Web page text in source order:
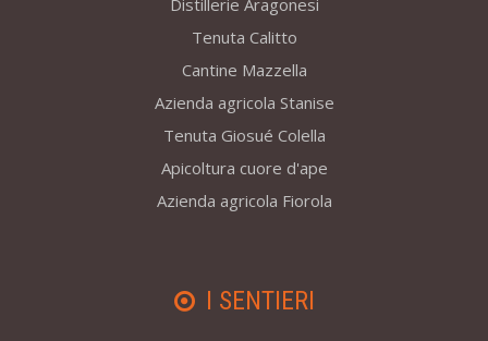
Distillerie Aragonesi
Tenuta Calitto
Cantine Mazzella
Azienda agricola Stanise
Tenuta Giosué Colella
Apicoltura cuore d'ape
Azienda agricola Fiorola
I SENTIERI